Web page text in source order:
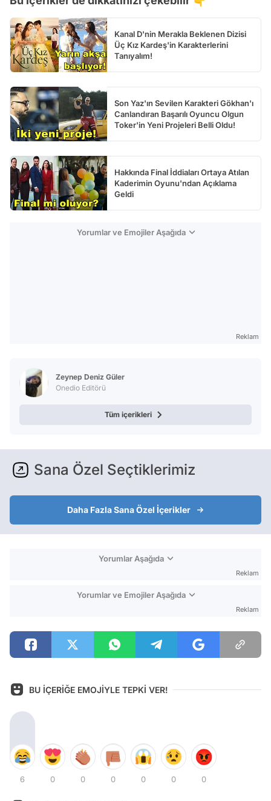
Kanal D'nin Merakla Beklenen Dizisi
Üç Kız Kardeş'in Karakterlerini
Tanıyalım!
Son Yaz'ın Sevilen Karakteri Gökhan'ı
Canlandıran Başarılı Oyuncu Olgun
Toker'in Yeni Projeleri Belli Oldu!
Hakkında Final İddiaları Ortaya Atılan
Kaderimin Oyunu'ndan Açıklama
Geldi
Yorumlar ve Emojiler Aşağıda
Reklam
Zeynep Deniz Güler
Onedio Editörü
Tüm içerikleri
Sana Özel Seçtiklerimiz
Daha Fazla Sana Özel İçerikler
Yorumlar Aşağıda
Reklam
Yorumlar ve Emojiler Aşağıda
Reklam
BU İÇERİĞE EMOJİYLE TEPKİ VER!
6 0 0 0 0 0 0